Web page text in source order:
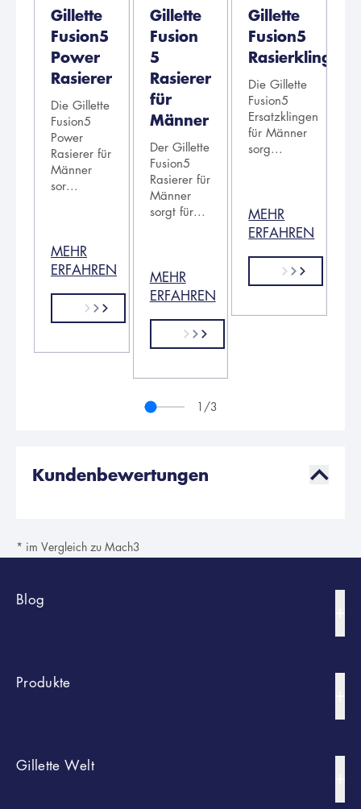
Gillette
Fusion5
Power
Rasierer
Die Gillette
Fusion5
Power
Rasierer für
Männer
sor...
MEHR
ERFAHREN
Gillette
Fusion
5
Rasierer
für
Männer
Der Gillette
Fusion5
Rasierer für
Männer
sorgt für...
MEHR
ERFAHREN
Gillette
Fusion5
Rasierklingen
Die Gillette
Fusion5
Ersatzklingen
für Männer
sorg...
MEHR
ERFAHREN
1 /3
Kundenbewertungen
* im Vergleich zu Mach3
Blog
Produkte
Gillette Welt